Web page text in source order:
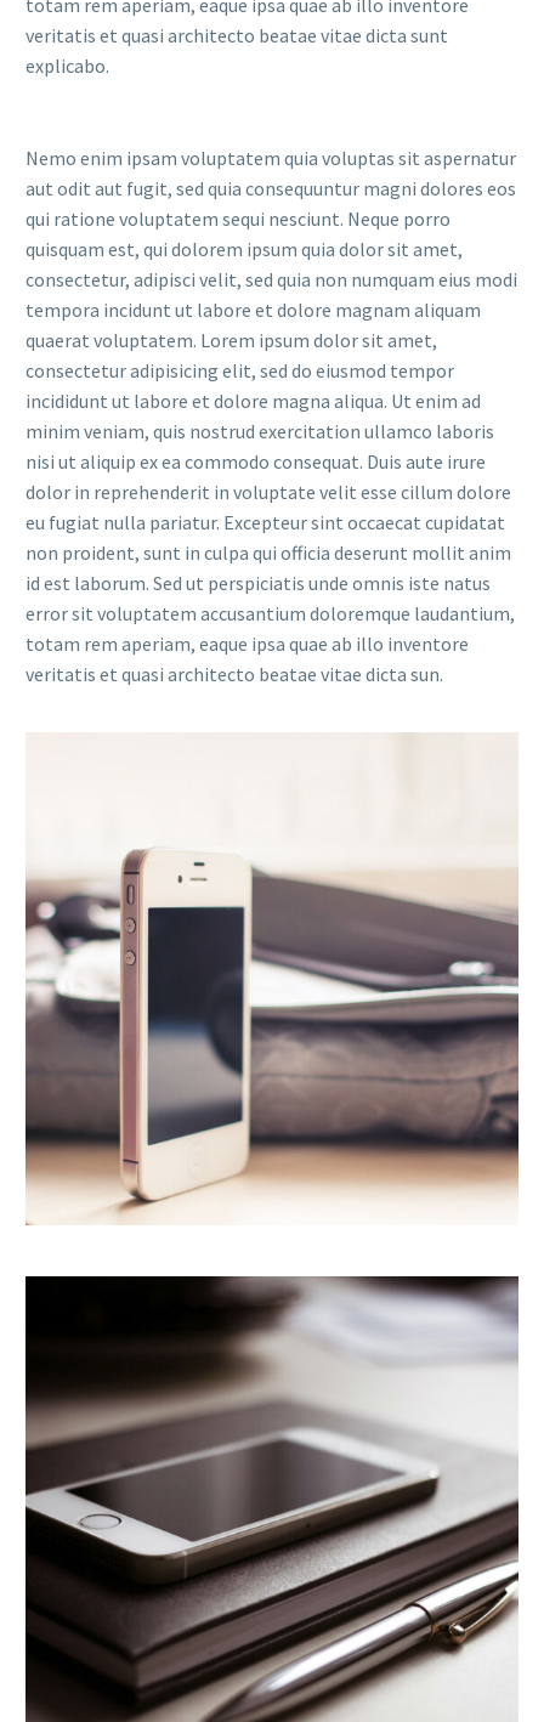
veritatis et quasi architecto beatae vitae dicta sunt
explicabo.
Nemo enim ipsam voluptatem quia voluptas sit aspernatur
aut odit aut fugit, sed quia consequuntur magni dolores eos
qui ratione voluptatem sequi nesciunt. Neque porro
quisquam est, qui dolorem ipsum quia dolor sit amet,
consectetur, adipisci velit, sed quia non numquam eius modi
tempora incidunt ut labore et dolore magnam aliquam
quaerat voluptatem. Lorem ipsum dolor sit amet,
consectetur adipisicing elit, sed do eiusmod tempor
incididunt ut labore et dolore magna aliqua. Ut enim ad
minim veniam, quis nostrud exercitation ullamco laboris
nisi ut aliquip ex ea commodo consequat. Duis aute irure
dolor in reprehenderit in voluptate velit esse cillum dolore
eu fugiat nulla pariatur. Excepteur sint occaecat cupidatat
non proident, sunt in culpa qui officia deserunt mollit anim
id est laborum. Sed ut perspiciatis unde omnis iste natus
error sit voluptatem accusantium doloremque laudantium,
totam rem aperiam, eaque ipsa quae ab illo inventore
veritatis et quasi architecto beatae vitae dicta sun.